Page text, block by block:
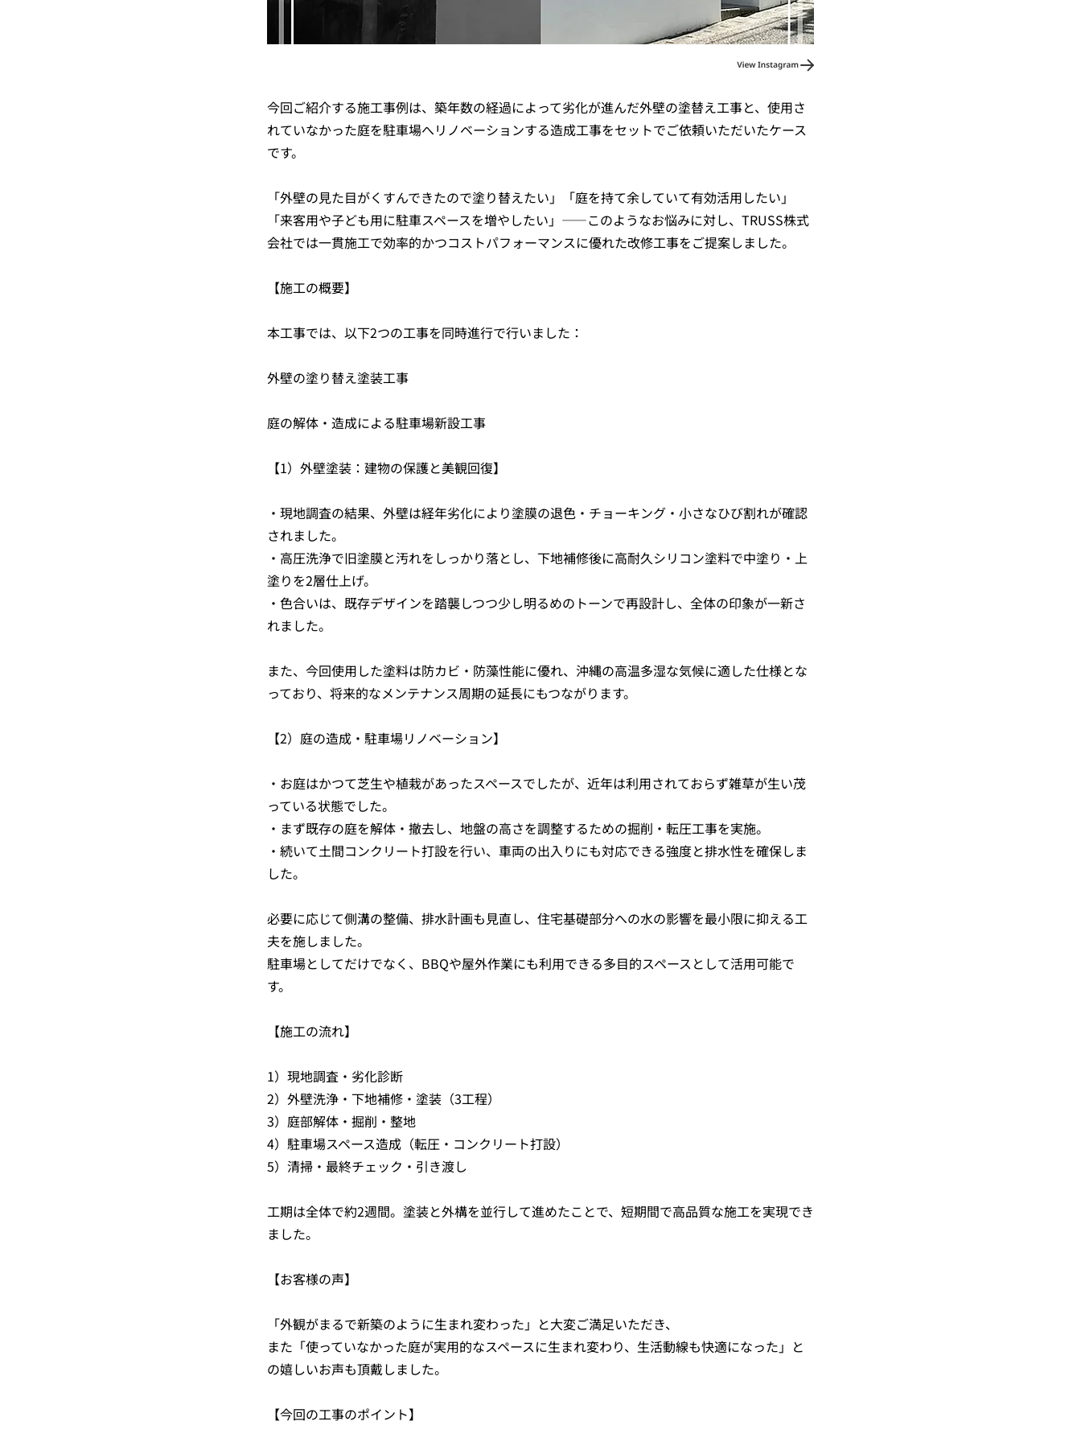
今回ご紹介する施工事例は、築年数の経過によって劣化が進んだ外壁の塗替え工事と、使用さ
れていなかった庭を駐車場へリノベーションする造成工事をセットでご依頼いただいたケース
です。
「外壁の見た目がくすんできたので塗り替えたい」「庭を持て余していて有効活用したい」
「来客用や子ども用に駐車スペースを増やしたい」――このようなお悩みに対し、TRUSS株式
会社では一貫施工で効率的かつコストパフォーマンスに優れた改修工事をご提案しました。
【施工の概要】
本工事では、以下2つの工事を同時進行で行いました：
外壁の塗り替え塗装工事
庭の解体・造成による駐車場新設工事
【1）外壁塗装：建物の保護と美観回復】
・現地調査の結果、外壁は経年劣化により塗膜の退色・チョーキング・小さなひび割れが確認
されました。
・高圧洗浄で旧塗膜と汚れをしっかり落とし、下地補修後に高耐久シリコン塗料で中塗り・上
塗りを2層仕上げ。
・色合いは、既存デザインを踏襲しつつ少し明るめのトーンで再設計し、全体の印象が一新さ
れました。
また、今回使用した塗料は防カビ・防藻性能に優れ、沖縄の高温多湿な気候に適した仕様とな
っており、将来的なメンテナンス周期の延長にもつながります。
【2）庭の造成・駐車場リノベーション】
・お庭はかつて芝生や植栽があったスペースでしたが、近年は利用されておらず雑草が生い茂
っている状態でした。
・まず既存の庭を解体・撤去し、地盤の高さを調整するための掘削・転圧工事を実施。
・続いて土間コンクリート打設を行い、車両の出入りにも対応できる強度と排水性を確保しま
した。
必要に応じて側溝の整備、排水計画も見直し、住宅基礎部分への水の影響を最小限に抑える工
夫を施しました。
駐車場としてだけでなく、BBQや屋外作業にも利用できる多目的スペースとして活用可能で
す。
【施工の流れ】
1）現地調査・劣化診断
2）外壁洗浄・下地補修・塗装（3工程）
3）庭部解体・掘削・整地
4）駐車場スペース造成（転圧・コンクリート打設）
5）清掃・最終チェック・引き渡し
工期は全体で約2週間。塗装と外構を並行して進めたことで、短期間で高品質な施工を実現でき
ました。
【お客様の声】
「外観がまるで新築のように生まれ変わった」と大変ご満足いただき、
また「使っていなかった庭が実用的なスペースに生まれ変わり、生活動線も快適になった」と
の嬉しいお声も頂戴しました。
【今回の工事のポイント】